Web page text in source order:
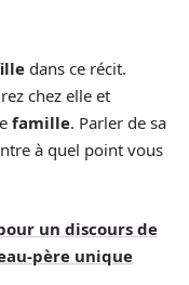
dans ce récit.
chez elle et
famille. Parler de sa
à quel point vous
un discours de
père unique